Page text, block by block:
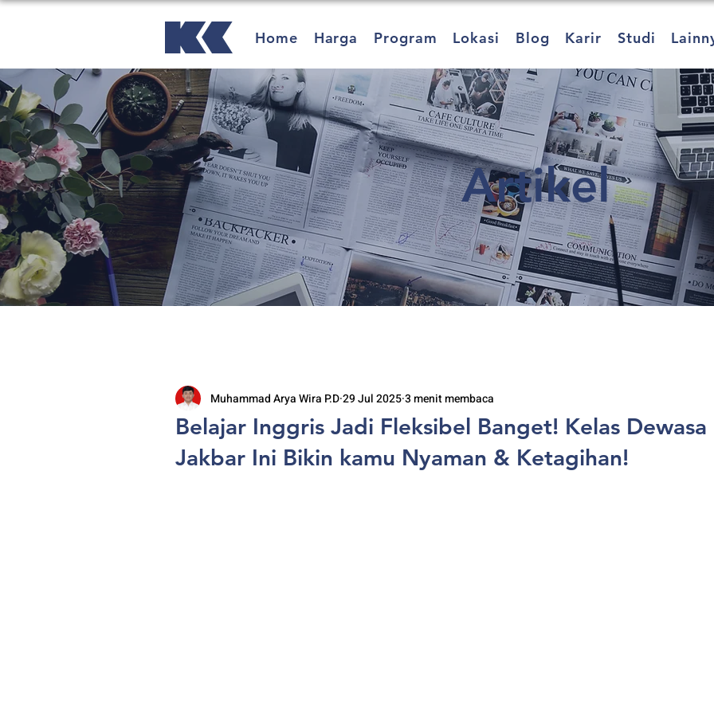
Home Harga Program Lokasi Blog Karir Studi
Artikel
Belajar Inggris Jadi Fleksibel Banget! Kelas
Jakbar Ini Bikin kamu Nyaman & Ketagihan!
Muhammad Arya Wira P.D29 Jul 20253 menit membaca